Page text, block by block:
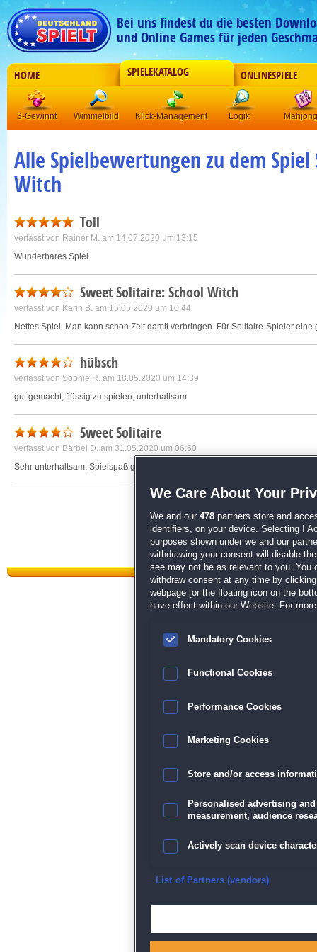
Bei uns findest du die besten
und Online Games für jeden
HOME SPIELEKATALOG ONLINESPIELE
3-Gewinnt Wimmelbild Klick-Management Logik Mahjong
Alle Spielbewertungen zu dem
Witch
Toll
verfasst von Rainer M. am 14.07.2020 um 13:15
Wunderbares Spiel
Sweet Solitaire: School Witch
verfasst von Karin B. am 15.05.2020 um 10:44
Nettes Spiel. Man kann schon Zeit damit verbringen. Für Solitaire-Spieler
hübsch
verfasst von Sophie R. am 18.05.2020 um 14:39
gut gemacht, flüssig zu spielen, unterhaltsam
Sweet Solitaire
verfasst von Bärbel D. am 31.05.2020 um 06:50
Sehr unterhaltsam, Spielspaß garantiert
Datenschutz
We Care About Your
We and our 478 partners store and
identifiers, on your device. Selecting I
purposes shown under we and our
withdrawing your consent will disable
see may not be as relevant to you. You
withdraw consent at any time by
webpage [or the floating icon on the
have effect within our Website. For
Mandatory Cookies
Functional Cookies
Performance Cookies
Marketing Cookies
Store and/or access
Personalised advertising
measurement, audience
Actively scan device
Ensure security, prevent
List of Partners (vendors)